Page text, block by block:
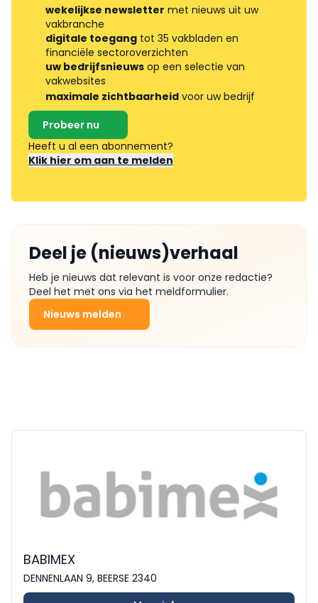
wekelijkse newsletter met nieuws uit uw
vakbranche
digitale toegang tot 35 vakbladen en
financiële sectoroverzichten
uw bedrijfsnieuws op een selectie van
vakwebsites
maximale zichtbaarheid voor uw bedrijf
Probeer nu
Heeft u al een abonnement?
Klik hier om aan te melden
Deel je (nieuws)verhaal
Heb je nieuws dat relevant is voor onze redactie?
Deel het met ons via het meldformulier.
Nieuws melden
BABIMEX
DENNENLAAN 9, BEERSE 2340